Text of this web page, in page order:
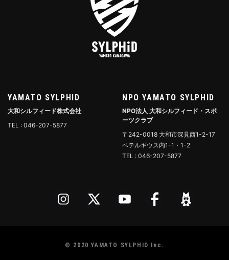
YAMATO SYLPHID
大和シルフィード株式会社
TEL : 046-207-5877
NPO YAMATO SYLPHID
NPO法人 大和シルフィード・スポ
ーツクラブ
〒242-0018 大和市深見西1-2-17
ベテルギウス内1-1・1-2
TEL : 046-207-5877
© 2020 YAMATO SYLPHID Inc.